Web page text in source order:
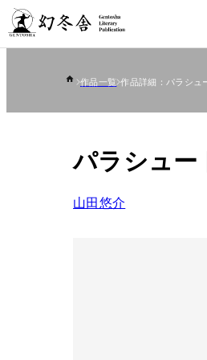
作品一覧 作品詳細：パラシュ
パラシュー
山田悠介